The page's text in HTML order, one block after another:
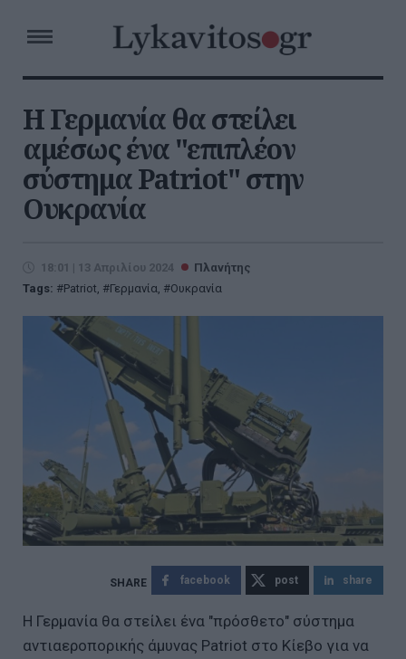
Η Γερμανία θα στείλει
αμέσως ένα "επιπλέον
σύστημα Patriot" στην
Ουκρανία
18:01 | 13 Απριλίου 2024
Πλανήτης
Tags:
Patriot, Γερμανία, Ουκρανία
facebook post share
Η Γερμανία θα στείλει ένα "πρόσθετο" σύστημα
αντιαεροπορικής άμυνας Patriot στο Κίεβο για να